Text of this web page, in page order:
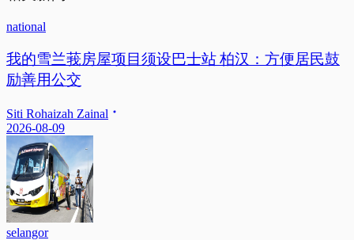
national
我的雪兰莪房屋项目须设巴士站 柏汉：方便居民鼓
励善用公交
Siti Rohaizah Zainal
2026-08-09
selangor